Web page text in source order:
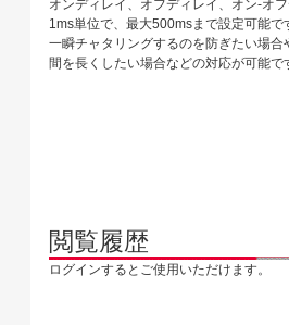
オンディレイ、オフディレイ、オン-オ
1ms単位で、最大500msまで設定可能で
一瞬チャタリングするのを防ぎたい場
間を長くしたい場合などの対応が可能で
閲覧履歴
ログインするとご使用いただけます。